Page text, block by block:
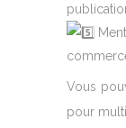
Vous
pour